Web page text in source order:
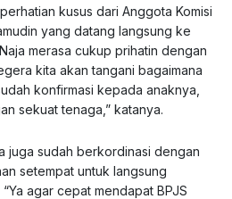
kusus dari Anggota Komisi
yang datang langsung ke
merasa cukup prihatin dengan
kita akan tangani bagaimana
konfirmasi kepada anaknya,
sekuat tenaga,” katanya.
juga sudah berkordinasi dengan
setempat untuk langsung
agar cepat mendapat BPJS